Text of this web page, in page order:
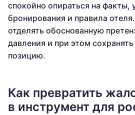
спокойно опираться на факты,
бронирования и правила
отделять обоснованную
давления и при этом
позицию.
Как превратить
в инструмент для